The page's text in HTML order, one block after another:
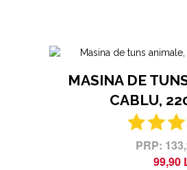
MASINA DE
CABLU,
99,90